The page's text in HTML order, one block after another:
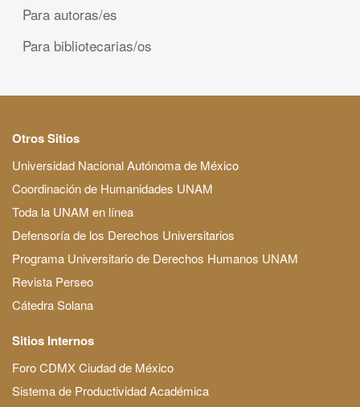
Para autoras/es
Para bibliotecarias/os
Otros Sitios
Universidad Nacional Autónoma de México
Coordinación de Humanidades UNAM
Toda la UNAM en línea
Defensoría de los Derechos Universitarios
Programa Universitario de Derechos Humanos UNAM
Revista Perseo
Cátedra Solana
Sitios Internos
Foro CDMX Ciudad de México
Sistema de Productividad Académica